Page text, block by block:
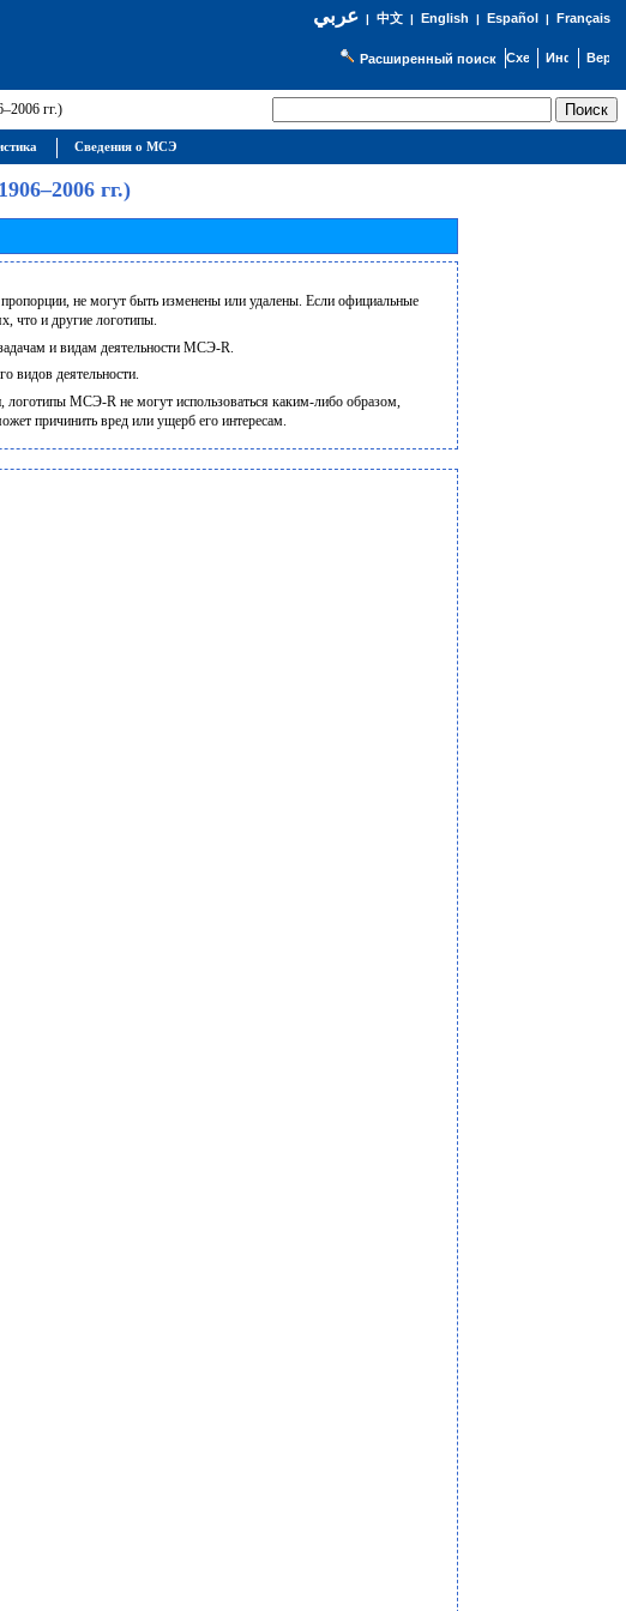
عربي| 中文| English | Español | Français
Расширенный поиск
гг.)
гг.)
не могут быть изменены или удалены. Если официальные
что и другие логотипы.
и видам деятельности МСЭ-R.
видов деятельности.
логотипы МСЭ-R не могут использоваться каким-либо образом,
причинить вред или ущерб его интересам.
Сведения о МСЭ